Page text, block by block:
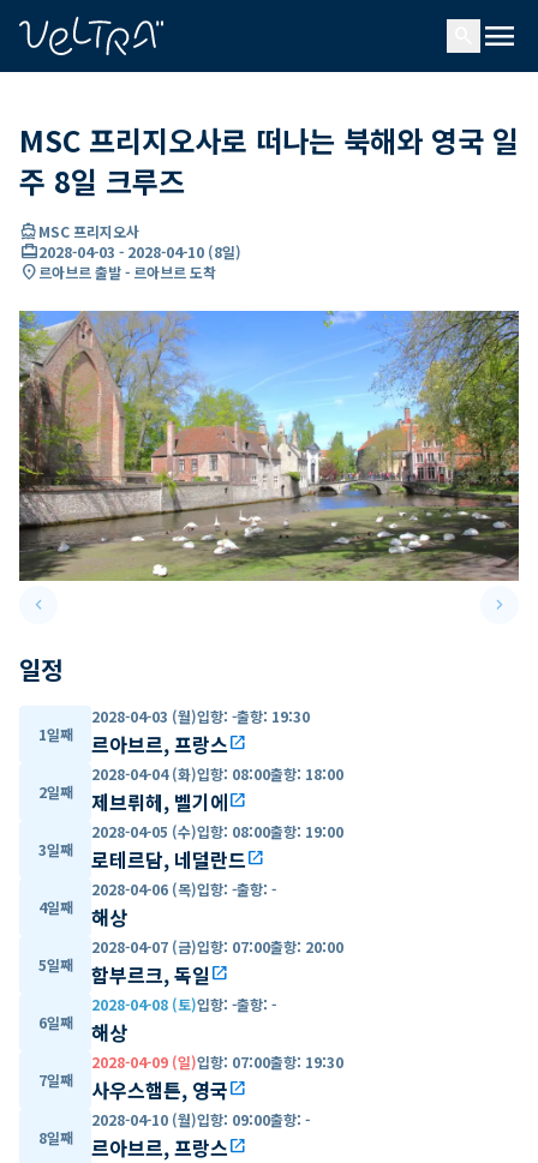
menu
MSC 프리지오사로 떠나는 북해와 영국 일
주 8일 크루즈
directions_boatMSC 프리지오사
card_travel2028-04-03 - 2028-04-10 (8일)
location_on르아브르 출발 - 르아브르 도착
keyboard_arrow_leftPrevious slide keyboard_arrow_right
일정
1일째
2028-04-03 (월)입항: -출항: 19:30
르아브르, 프랑스open_in_new
2일째
2028-04-04 (화)입항: 08:00출항: 18:00
제브뤼헤, 벨기에open_in_new
3일째
2028-04-05 (수)입항: 08:00출항: 19:00
로테르담, 네덜란드open_in_new
4일째
2028-04-06 (목)입항: -출항: -
해상
5일째
2028-04-07 (금)입항: 07:00출항: 20:00
함부르크, 독일 open_in_new
6일째
2028-04-08 (토)입항: -출항: -
해상
7일째
2028-04-09 (일)입항: 07:00출항: 19:30
사우스햄튼, 영국open_in_new
8일째
2028-04-10 (월)입항: 09:00출항: -
르아브르, 프랑스open_in_new